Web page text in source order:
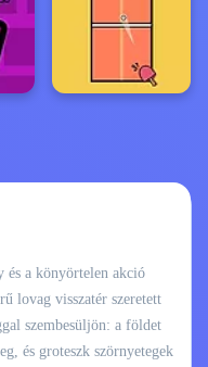
és a könyörtelen akció
lovag visszatér szeretett
szembesüljön: a földet
és groteszk szörnyetegek